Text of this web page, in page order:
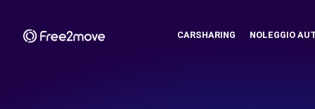
CARSHARING NOLEGGIO